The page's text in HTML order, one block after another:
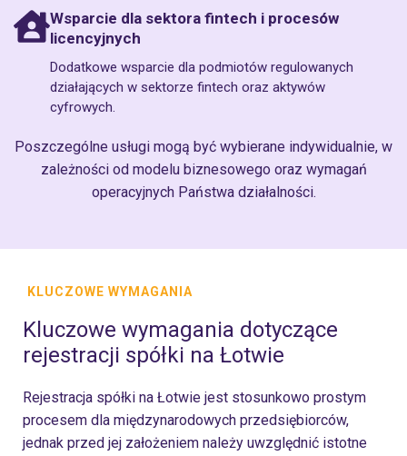
Wsparcie dla sektora fintech i procesów
licencyjnych
Dodatkowe wsparcie dla podmiotów regulowanych
działających w sektorze fintech oraz aktywów
cyfrowych.
Poszczególne usługi mogą być wybierane indywidualnie, w
zależności od modelu biznesowego oraz wymagań
operacyjnych Państwa działalności.
KLUCZOWE WYMAGANIA
Kluczowe wymagania dotyczące
rejestracji spółki na Łotwie
Rejestracja spółki na Łotwie jest stosunkowo prostym
procesem dla międzynarodowych przedsiębiorców,
jednak przed jej założeniem należy uwzględnić istotne